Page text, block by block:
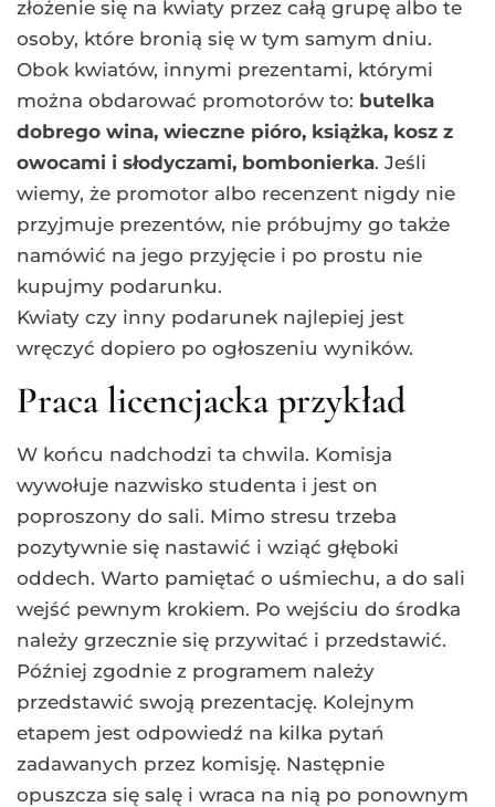
złożenie się na kwiaty przez całą grupę albo te
osoby, które bronią się w tym samym dniu.
Obok kwiatów, innymi prezentami, którymi
można obdarować promotorów to: butelka
dobrego wina, wieczne pióro, książka, kosz z
owocami i słodyczami, bombonierka. Jeśli
wiemy, że promotor albo recenzent nigdy nie
przyjmuje prezentów, nie próbujmy go także
namówić na jego przyjęcie i po prostu nie
kupujmy podarunku.
Kwiaty czy inny podarunek najlepiej jest
wręczyć dopiero po ogłoszeniu wyników.
Praca licencjacka przykład
W końcu nadchodzi ta chwila. Komisja
wywołuje nazwisko studenta i jest on
poproszony do sali. Mimo stresu trzeba
pozytywnie się nastawić i wziąć głęboki
oddech. Warto pamiętać o uśmiechu, a do sali
wejść pewnym krokiem. Po wejściu do środka
należy grzecznie się przywitać i przedstawić.
Później zgodnie z programem należy
przedstawić swoją prezentację. Kolejnym
etapem jest odpowiedź na kilka pytań
zadawanych przez komisję. Następnie
opuszcza się salę i wraca na nią po ponownym